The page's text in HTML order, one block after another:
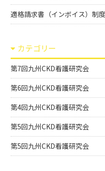
適格請求書（インボイス）制
カテゴリー
第7回九州CKD看護研究会
第6回九州CKD看護研究会
第4回九州CKD看護研究会
第5回九州CKD看護研究会
第5回九州CKD看護研究会